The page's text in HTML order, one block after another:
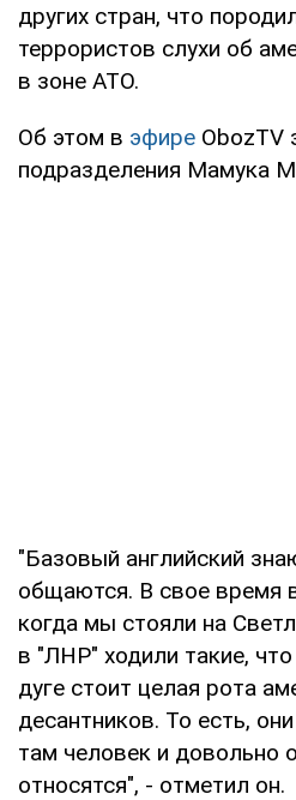
других стран, что
террористов слухи об
в зоне АТО.
Об этом в эфире ObozTV
подразделения Мамука
"Базовый английский
общаются. В свое время
когда мы стояли на
в "ЛНР" ходили такие,
дуге стоит целая рота
десантников. То есть,
там человек и довольно
относятся", - отметил он.